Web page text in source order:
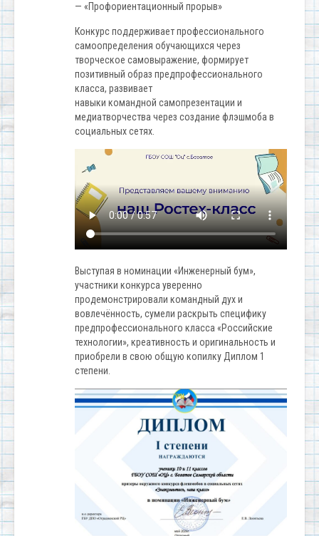
— «Профориентационный прорыв»
Конкурс поддерживает профессионального
самоопределения обучающихся через
творческое самовыражение, формирует
позитивный образ предпрофессионального
класса, развивает
навыки командной самопрезентации и
медиатворчества через создание флэшмоба в
социальных сетях.
Выступая в номинации «Инженерный бум»,
участники конкурса уверенно
продемонстрировали командный дух и
вовлечённость, сумели раскрыть специфику
предпрофессионального класса «Российские
технологии», креативность и оригинальность и
приобрели в свою общую копилку Диплом 1
степени.